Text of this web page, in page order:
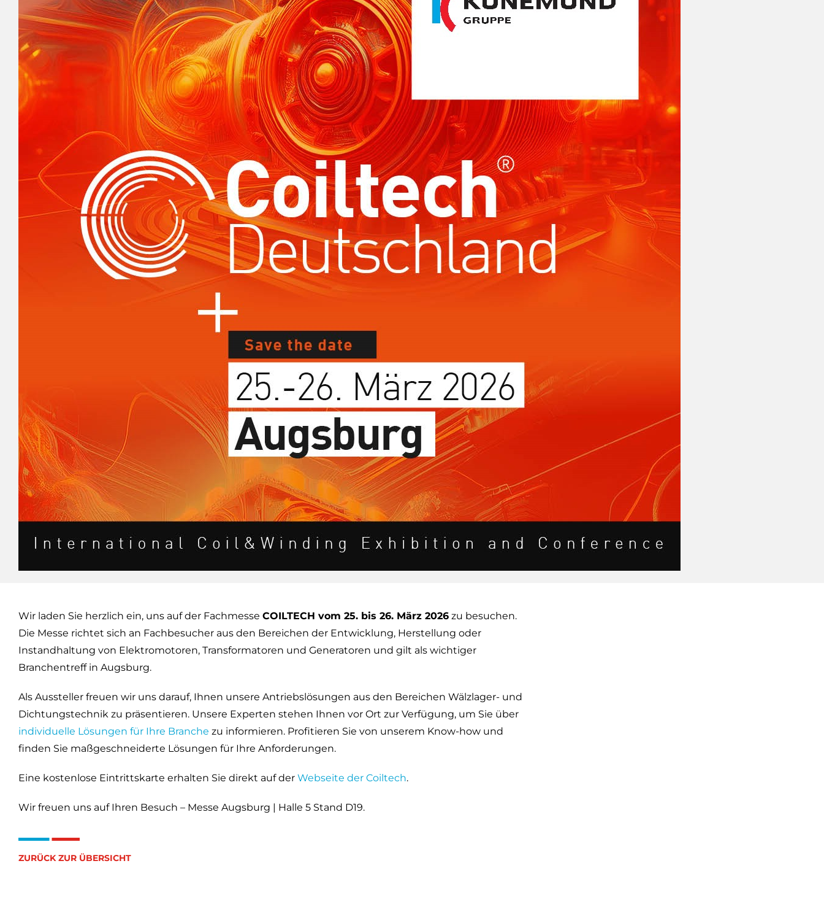
Wir laden Sie herzlich ein, uns auf der Fachmesse COILTECH vom 25. bis 26. März 2026zu besuchen.
Die Messe richtet sich an Fachbesucher aus den Bereichen der Entwicklung, Herstellung oder
Instandhaltung von Elektromotoren, Transformatoren und Generatoren und gilt als wichtiger
Branchentreff in Augsburg.
Als Aussteller freuen wir uns darauf, Ihnen unsere Antriebslösungen aus den Bereichen Wälzlager- und
Dichtungstechnik zu präsentieren. Unsere Experten stehen Ihnen vor Ort zur Verfügung, um Sie über
individuelle Lösungen für Ihre Branche zu informieren. Profitieren Sie von unserem Know-how und
finden Sie maßgeschneiderte Lösungen für Ihre Anforderungen.
Eine kostenlose Eintrittskarte erhalten Sie direkt auf der Webseite der Coiltech.
Wir freuen uns auf Ihren Besuch – Messe Augsburg | Halle 5 Stand D19.
ZURÜCK ZUR ÜBERSICHT